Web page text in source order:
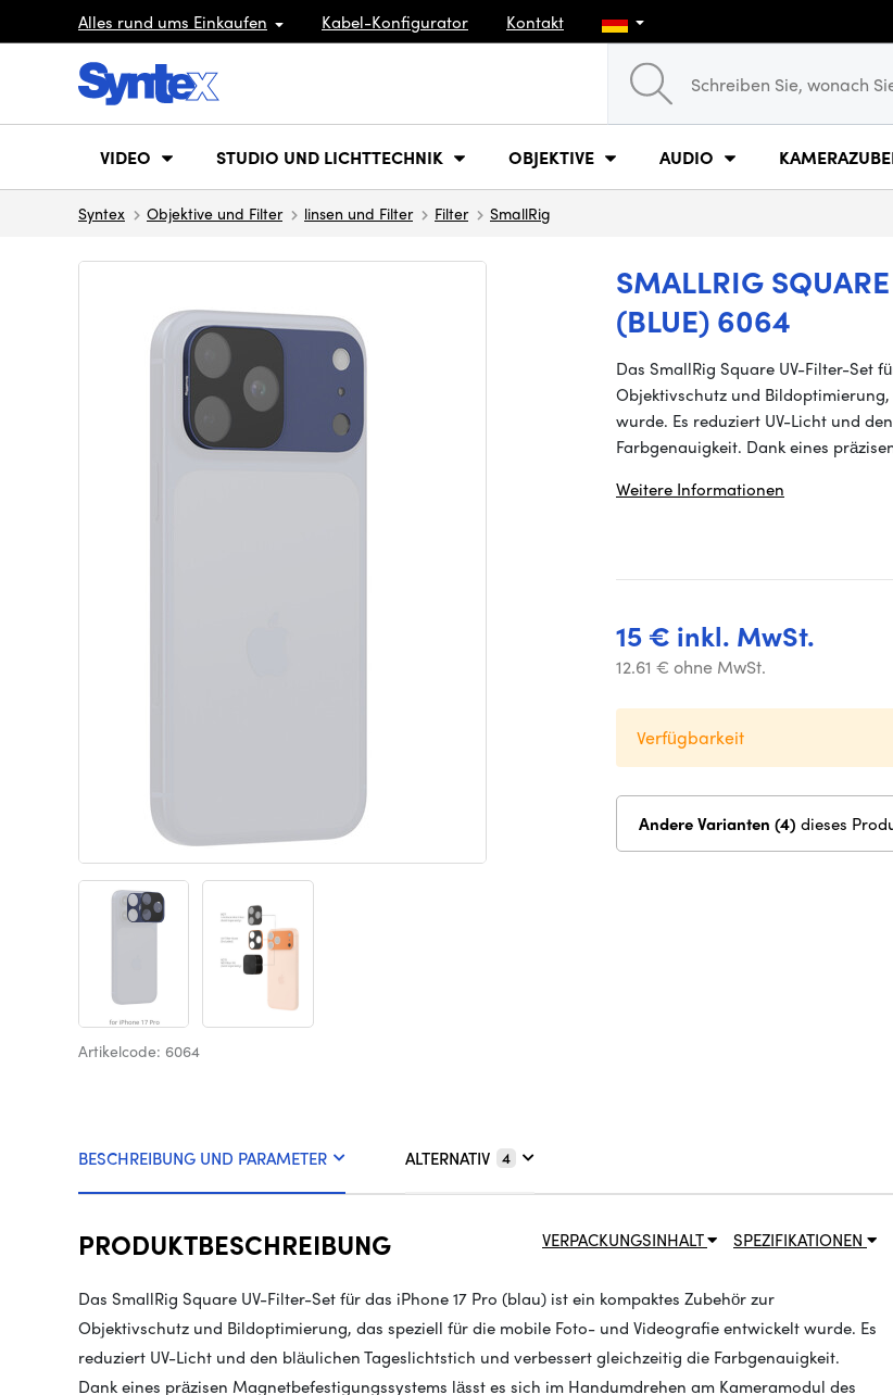
Alles rund ums Einkaufen Kabel-Konfigurator Kontakt
VIDEO STUDIO UND LICHTTECHNIK OBJEKTIVE AUDIO
Syntex Objektive und Filter linsen und Filter Filter SmallRig
SMALLRIG
(BLUE) 6064
Artikelcode: 6064
Das SmallRig Square UV-Filter-Set
Objektivschutz und
wurde. Es reduziert UV-Licht und
Farbgenauigkeit. Dank eines
Weitere Informationen
15 € inkl. MwSt.
12.61 € ohne MwSt.
Verfügbarkeit
Andere Varianten (4) dieses
BESCHREIBUNG UND PARAMETER ALTERNATIV 4
SPEZIFIKATIONEN
VERPACKUNGSINHALT
PRODUKTBESCHREIBUNG
Das SmallRig Square UV-Filter-Set für das iPhone 17 Pro (blau) ist ein kompaktes Zubehör zur
Objektivschutz und Bildoptimierung, das speziell für die mobile Foto- und Videografie entwickelt wurde. Es
reduziert UV-Licht und den bläulichen Tageslichtstich und verbessert gleichzeitig die Farbgenauigkeit.
Dank eines präzisen Magnetbefestigungssystems lässt es sich im Handumdrehen am Kameramodul des